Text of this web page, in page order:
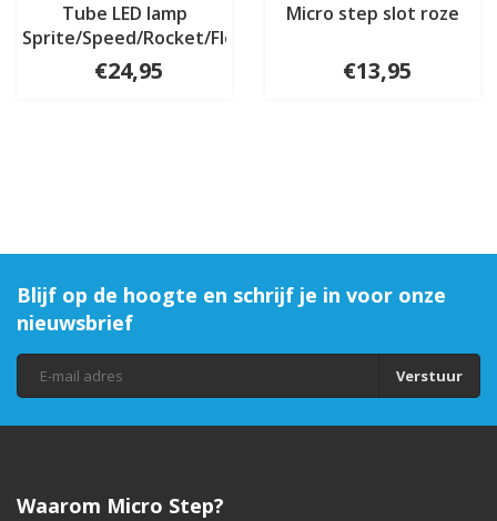
Tube LED lamp
Sprite/Speed/Rocket/Flex
€24,95
Micro step slot roze
€13,95
Blijf op de hoogte en schrijf je in voor onze
nieuwsbrief
Verstuur
Waarom Micro Step?